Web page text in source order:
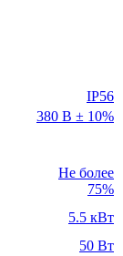
IP56
380 В ± 10%
Не более
75%
5.5 кВт
50 Вт